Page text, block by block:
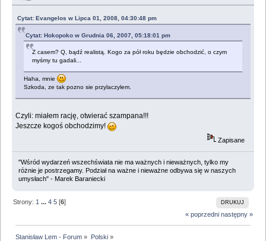
Cytat: Evangelos w Lipca 01, 2008, 04:30:48 pm
Cytat: Hokopoko w Grudnia 06, 2007, 05:18:01 pm
Z casem? Q, bądź realistą. Kogo za pół roku będzie obchodzić, o czym
myśmy tu gadali...
Haha, mnie
Szkoda, ze tak pozno sie przylaczylem.
Czyli: miałem rację, otwierać szampana!!!
Jeszcze kogoś obchodzimy!
Zapisane
"Wśród wydarzeń wszechświata nie ma ważnych i nieważnych, tylko my
różnie je postrzegamy. Podział na ważne i nieważne odbywa się w naszych
umysłach" - Marek Baraniecki
DRUKUJ
Strony: 1 ...4 5 [6]
« poprzedni następny »
Stanisław Lem - Forum » Polski»